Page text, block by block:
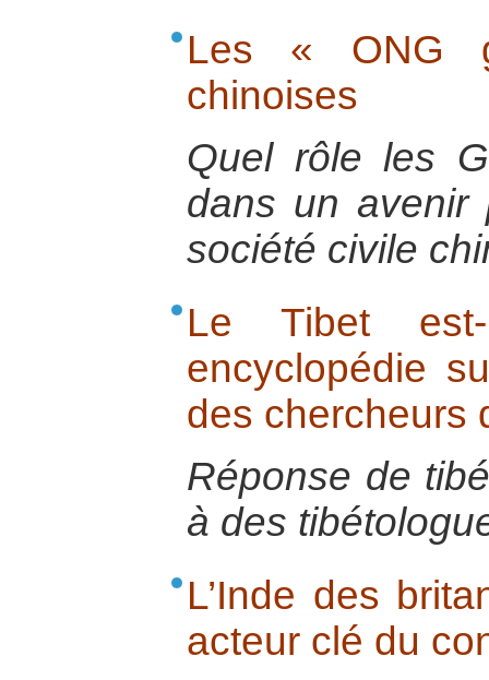
Les « ONG
chinoises
Quel rôle les
dans un avenir
société civile
Le Tibet
encyclopédie
des chercheurs
Réponse de
à des
L’Inde des
acteur clé du